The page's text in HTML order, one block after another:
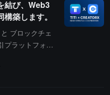
結び、Web3
築します。
ブロックチェ
プラットフォー
中のクリエイ
ソーシャルアライアンス